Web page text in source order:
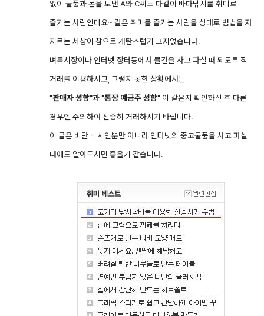
없이 물품과 돈을 보낸 A와 C씨도 다같이 바다낚시를 취미로
즐기는 사람인데요~ 같은 취미를 즐기는 사람을 상대로 범법을 저
지르는 세상이 참으로 개탄스럽기 그지없습니다.
벼룩시장이나 인터넷 장터등에서 물건을 사고 파실 때 되도록 직
거래를 이용하시고, 그렇지 못한 상황에서는
"판매자 성함"과"통장 예금주 성함" 이 같은지 확인하신 후 다른
경우엔 주의하여 신중히 거래하시기 바랍니다.
이 글은 비단 낚시인뿐만 아니라 인터넷의 중고물품을 사고 파실
때에도 알아두시면 좋을거 같습니다.